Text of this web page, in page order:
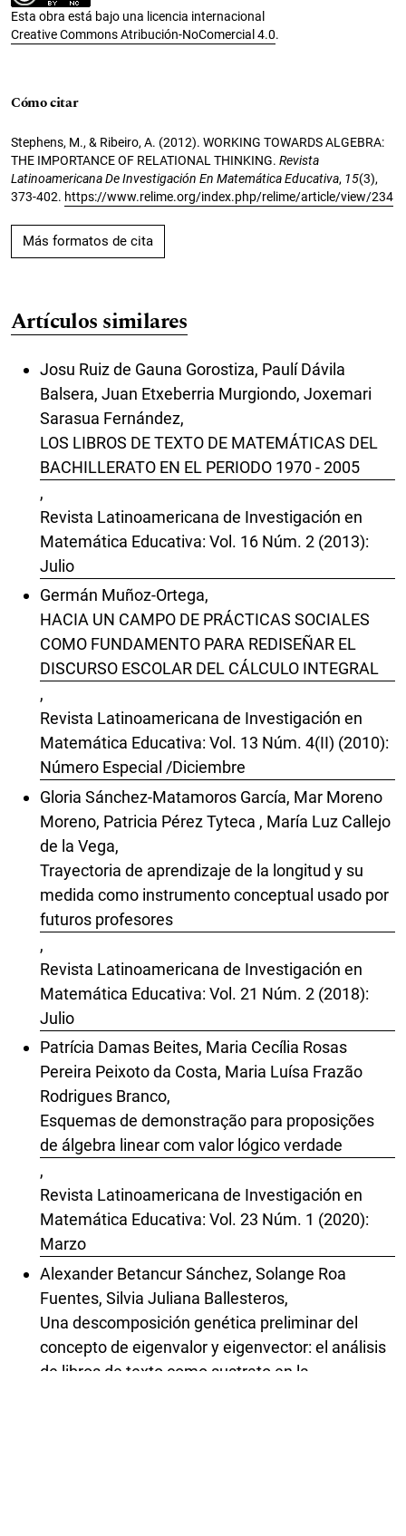
Esta obra está bajo una licencia internacional
Creative Commons Atribución-NoComercial 4.0.
Cómo citar
Stephens, M., & Ribeiro, A. (2012). WORKING TOWARDS ALGEBRA:
THE IMPORTANCE OF RELATIONAL THINKING. Revista
Latinoamericana De Investigación En Matemática Educativa, 15(3),
373-402. https://www.relime.org/index.php/relime/article/view/234
Más formatos de cita
Artículos similares
Josu Ruiz de Gauna Gorostiza, Paulí Dávila
Balsera, Juan Etxeberria Murgiondo, Joxemari
Sarasua Fernández,
LOS LIBROS DE TEXTO DE MATEMÁTICAS DEL
BACHILLERATO EN EL PERIODO 1970 - 2005
,
Revista Latinoamericana de Investigación en
Matemática Educativa: Vol. 16 Núm. 2 (2013):
Julio
Germán Muñoz-Ortega,
HACIA UN CAMPO DE PRÁCTICAS SOCIALES
COMO FUNDAMENTO PARA REDISEÑAR EL
DISCURSO ESCOLAR DEL CÁLCULO INTEGRAL
,
Revista Latinoamericana de Investigación en
Matemática Educativa: Vol. 13 Núm. 4(II) (2010):
Número Especial /Diciembre
Gloria Sánchez-Matamoros García, Mar Moreno
Moreno, Patricia Pérez Tyteca , María Luz Callejo
de la Vega,
Trayectoria de aprendizaje de la longitud y su
medida como instrumento conceptual usado por
futuros profesores
,
Revista Latinoamericana de Investigación en
Matemática Educativa: Vol. 21 Núm. 2 (2018):
Julio
Patrícia Damas Beites, Maria Cecília Rosas
Pereira Peixoto da Costa, Maria Luísa Frazão
Rodrigues Branco,
Esquemas de demonstração para proposições
de álgebra linear com valor lógico verdade
,
Revista Latinoamericana de Investigación en
Matemática Educativa: Vol. 23 Núm. 1 (2020):
Marzo
Alexander Betancur Sánchez, Solange Roa
Fuentes, Silvia Juliana Ballesteros,
Una descomposición genética preliminar del
concepto de eigenvalor y eigenvector: el análisis
de libros de texto como sustrato en la